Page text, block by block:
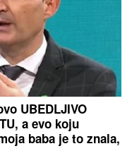
UBEDLJIVO
a evo koju
baba je to znala,